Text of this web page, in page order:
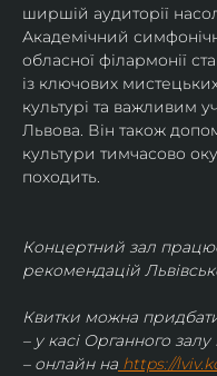
ширшій аудиторії
Академічний
обласної філармонії
із ключових
культурі та важливим
Львова. Він також
культури тимчасово
походить.
Концертний зал
рекомендацій
Квитки можна
– у касі Органного
– онлайн на https://